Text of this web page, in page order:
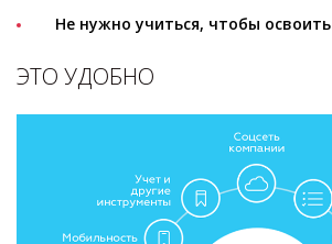
Не нужно учиться, чтобы освоить
ЭТО УДОБНО